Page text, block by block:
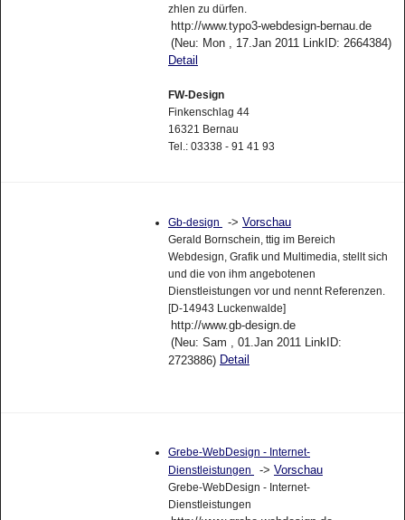
zhlen zu dürfen.
http://www.typo3-webdesign-bernau.de
(Neu: Mon , 17.Jan 2011 LinkID: 2664384)
Detail
FW-Design
Finkenschlag 44
16321 Bernau
Tel.: 03338 - 91 41 93
Gb-design -> Vorschau
Gerald Bornschein, ttig im Bereich
Webdesign, Grafik und Multimedia, stellt sich
und die von ihm angebotenen
Dienstleistungen vor und nennt Referenzen.
[D-14943 Luckenwalde]
http://www.gb-design.de
(Neu: Sam , 01.Jan 2011 LinkID:
2723886) Detail
Grebe-WebDesign - Internet-
Dienstleistungen
-> Vorschau
Grebe-WebDesign - Internet-
Dienstleistungen